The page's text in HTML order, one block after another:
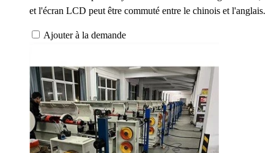
et l'écran LCD peut être commuté entre le chinois et l'anglais.
Ajouter à la demande